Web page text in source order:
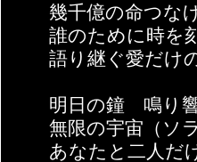
幾千億の命つな
誰のために時を
語り継ぐ愛だけ
明日の鐘 鳴り
無限の宇宙（ソ
あなたと二人だ